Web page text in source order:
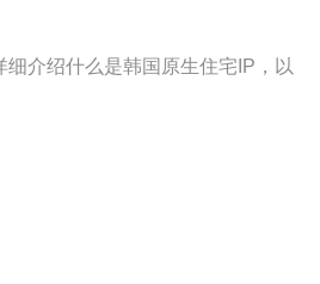
介绍什么是韩国原生住宅IP，以